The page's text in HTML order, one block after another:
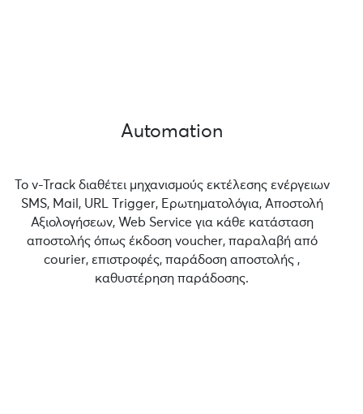
Automation
Το v-Track διαθέτει μηχανισμούς εκτέλεσης ενέργειων
SMS, Mail, URL Τrigger, Ερωτηματολόγια, Αποστολή
Αξιολογήσεων, Web Service για κάθε κατάσταση
αποστολής όπως έκδοση voucher, παραλαβή από
courier, επιστροφές, παράδοση αποστολής ,
καθυστέρηση παράδοσης.